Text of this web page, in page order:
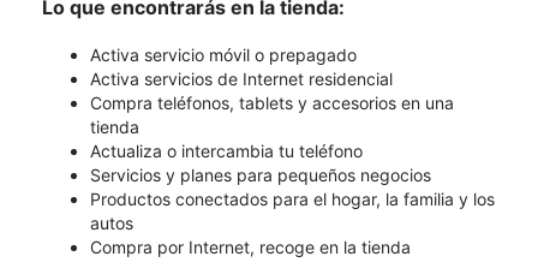
Lo que encontrarás en la tienda:
Activa servicio móvil o prepagado
Activa servicios de Internet residencial
Compra teléfonos, tablets y accesorios en una
tienda
Actualiza o intercambia tu teléfono
Servicios y planes para pequeños negocios
Productos conectados para el hogar, la familia y los
autos
Compra por Internet, recoge en la tienda